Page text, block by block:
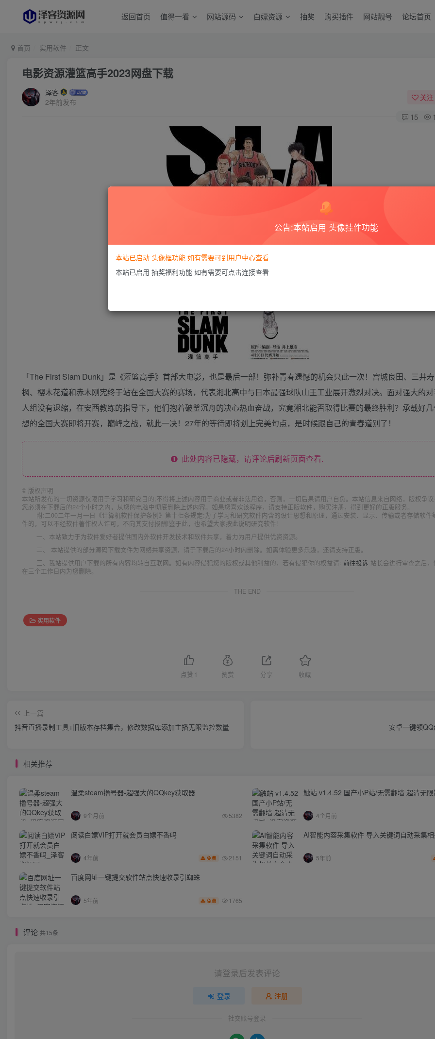
返回首页 值得一看 网站源码 白嫖资源 抽奖 购买插件 网站靓号 论坛首页
首页 实用软件 正文
电影资源灌篮高手2023网盘下载
泽客
2年前发布
关注
15
「The First Slam Dunk」是《灌篮高手》首部大电影，也是最后一部！弥补青春遗憾的机会只此一次！宫城良田、三井
枫、樱木花道和赤木刚宪终于站在全国大赛的赛场，代表湘北高中与日本最强球队山王工业展开激烈对决。面对强大的
人组没有退缩，在安西教练的指导下，他们抱着破釜沉舟的决心热血奋战，究竟湘北能否取得比赛的最终胜利？承载好
想的全国大赛即将开赛，巅峰之战，就此一决！27年的等待即将划上完美句点，是时候跟自己的青春道别了！
此处内容已隐藏，请评论后刷新页面查看.
© 版权声明
本站所发布的一切资源仅限用于学习和研究目的;不得将上述内容用于商业或者非法用途，否则，一切后果请用户自负。本站信息来自网络，版权争
您必须在下载后的24个小时之内，从您的电脑中彻底删除上述内容。如果您喜欢该程序，请支持正版软件，购买注册，得到更好的正版服务。
附:二00二年一月一日《计算机软件保护条例》第十七条规定:为了学习和研究软件内含的设计思想和原理，通过安装、显示、传输或者存储软件
件的，可以不经软件著作权人许可，不向其支付报酬!鉴于此，也希望大家按此说明研究软件!
一、本站致力于为软件爱好者提供国内外软件开发技术和软件共享，着力为用户提供优资资源。
二、 本站提供的部分源码下载文件为网络共享资源，请于下载后的24小时内删除。如需体验更多乐趣，还请支持正版。
三、我站提供用户下载的所有内容均转自互联网。如有内容侵犯您的版权或其他利益的，若有侵犯你的权益请: 前往投诉 站长会进行审查之后
在三个工作日内为您删除。
THE END
实用软件
点赞 1 赞赏 分享 收藏
上一篇
抖音直播录制工具+旧版本存档集合，修改数据库添加主播无限监控数量
安卓一键领
相关推荐
温柔steam撸号器-超强大的QQkey获取器
9个月前 5382
触站 v1.4.52 国产小P站/无需翻墙 超清无
4个月前
阅读白嫖VIP打开就会员白嫖不香吗
4年前 免费 2151
AI智能内容采集软件 导入关键词自动采集
5年前
百度网址一键提交软件站点快速收录引蜘蛛
5年前 免费 1765
评论 共15条
请登录后发表评论
登录 注册
社交账号登录
公告:本站启用 头像挂件功能
本站已启动 头像框功能 如有需要可到用户中心查看
本站已启用 抽奖福利功能 如有需要可点击连接查看